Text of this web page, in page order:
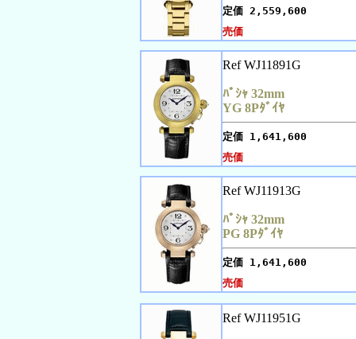
定価 2,559,600
売価
Ref WJ11891G
ﾊﾟｼｬ 32mm
YG 8Pﾀﾞｲﾔ
定価 1,641,600
売価
Ref WJ11913G
ﾊﾟｼｬ 32mm
PG 8Pﾀﾞｲﾔ
定価 1,641,600
売価
Ref WJ11951G